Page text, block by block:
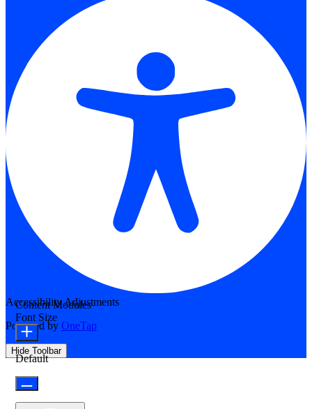
Accessibility Adjustments
Powered by OneTap
Hide Toolbar
Content Modules
Font Size
Default